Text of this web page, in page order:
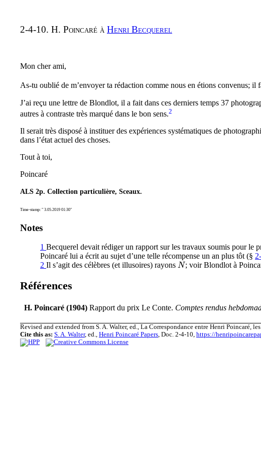
2-4-10. H. Poincaré à Henri Becquerel
Mon cher ami,
As-tu oublié de m’envoyer ta rédaction comme nous en étions convenus; il
J’ai reçu une lettre de Blondlot, il a fait dans ces derniers temps 37
autres à contraste très marqué dans le bon sens.2
Il serait très disposé à instituer des expériences systématiques de
dans l’état actuel des choses.
Tout à toi,
Poincaré
ALS 2p. Collection particulière, Sceaux.
Time-stamp: " 3.05.2019 01:30"
Notes
1 Becquerel devait rédiger un rapport sur les travaux soumis pour le
Poincaré lui a écrit au sujet d’une telle récompense un an plus tôt (§
2 Il s’agit des célèbres (et illusoires) rayons N
N ; voir Blondlot à
Références
H. Poincaré (1904) Rapport du prix Le Conte. Comptes rendus
Revised and extended from S. A. Walter, ed., La Correspondance entre Henri Poincaré,
Cite this as: S. A. Walter, ed., Henri Poincaré Papers, Doc. 2-4-10, https://